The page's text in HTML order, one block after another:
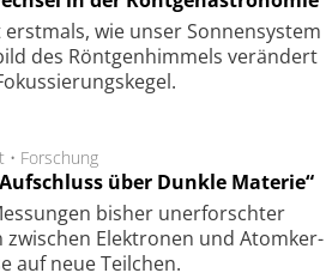
erst­mals, wie unser Son­nen­sys­tem
des Rönt­gen­him­mels ver­än­dert
• Forschung
über Dunkle Materie“
bis­her un­er­for­schter
zwi­schen Elek­tro­nen und Atom­ker­
auf neue Teil­chen.